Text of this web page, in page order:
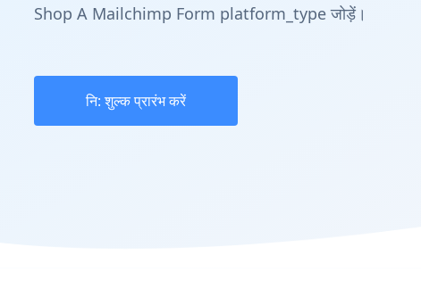
Shop A Mailchimp Form platform_type जोड़ें।
नि: शुल्क प्रारंभ करें